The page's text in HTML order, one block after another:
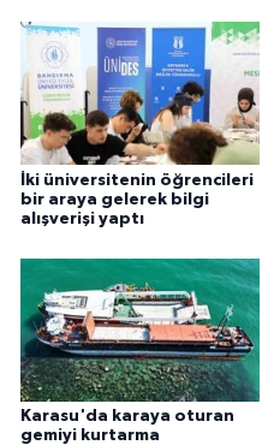
İki üniversitenin öğrencileri
bir araya gelerek bilgi
alışverişi yaptı
Karasu'da karaya oturan
gemiyi kurtarma